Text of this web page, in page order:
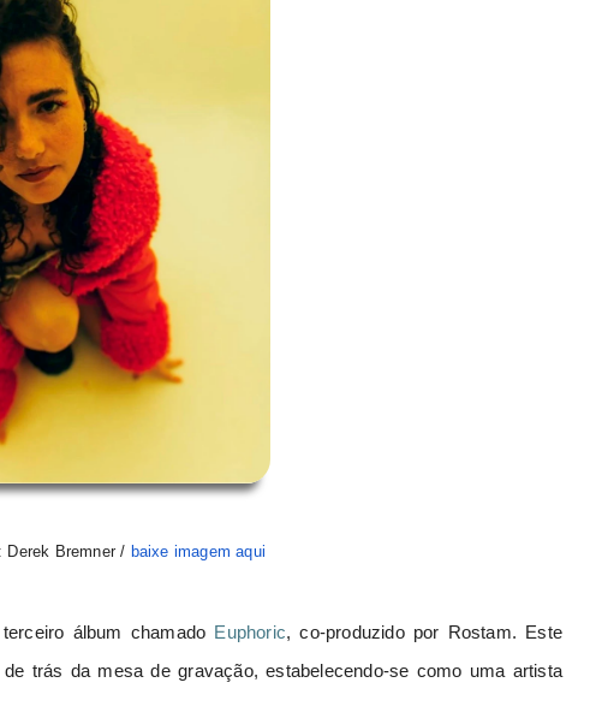
Derek Bremner / baixe imagem aqui
álbum chamado Euphoric, co-produzido por Rostam. Este
trás da mesa de gravação, estabelecendo-se como uma artista